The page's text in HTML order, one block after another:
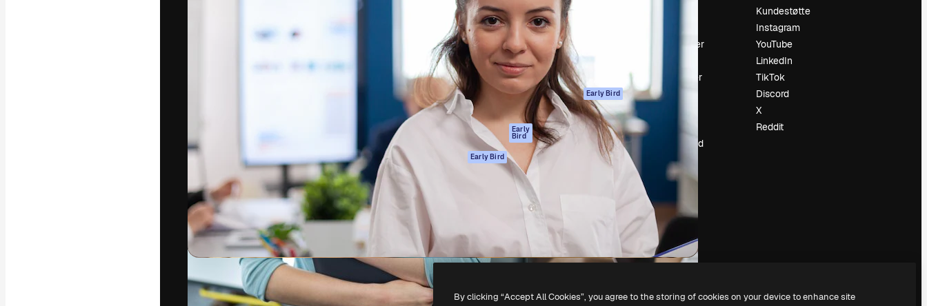
Den kreative plattformen for å lede ditt
beste arbeid. Mer enn 1 million abonnenter
blant kreative, selskaper, byråer og studioer.
Spaces
AI-assistent
AI Image Generator
AI-videogenerator
AI-
stemmegenerator
Arkivinnhold
MCP for
Claude/ChatGPT
Early
Bird
Early Bird
Academy
Dokumentasjon
Support
Vilkår for bruk
Personvernerklæring
Originaler Early Bird
Retningslinjer for
informasjonskapsler
Tillitssenter
Affiliates
Anmeldelser
Søketrender
Blogg
Slidesgo
Selg innhold
Presserom
Leter etter
Kundestøtte
Instagram
YouTube
LinkedIn
TikTok
Discord
X
Reddit
Copyright © 2010- 2026 Freepik Company S.L.U. Alle rettigheter forbeholdt.
By clicking “Accept All Cookies”, you agree to the storing of cookies on your device to enhance site